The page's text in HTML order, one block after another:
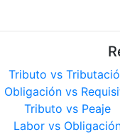
Tributo vs
Obligación vs
Tributo vs Peaje
Labor vs